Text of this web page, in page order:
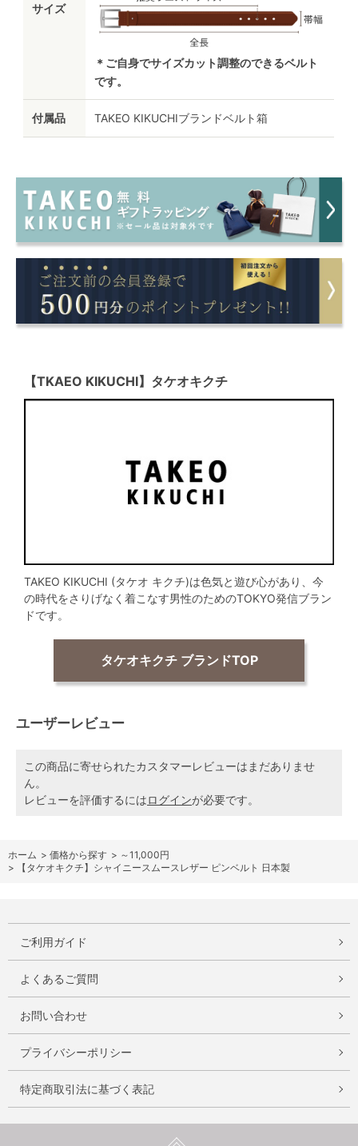
サイズ
＊ご自身でサイズカット調整のできるベルト
です。
付属品 TAKEO KIKUCHIブランドベルト箱
【TKAEO KIKUCHI】タケオキクチ
TAKEO KIKUCHI (タケオ キクチ)は色気と遊び心があり、今
の時代をさりげなく着こなす男性のためのTOKYO発信ブラン
ドです。
タケオキクチ ブランドTOP
ユーザーレビュー
この商品に寄せられたカスタマーレビューはまだありませ
ん。
レビューを評価するにはログインが必要です。
ホーム > 価格から探す > ～11,000円
>
【タケオキクチ】シャイニースムースレザー ピンベルト 日本製
ご利用ガイド
よくあるご質問
お問い合わせ
プライバシーポリシー
特定商取引法に基づく表記